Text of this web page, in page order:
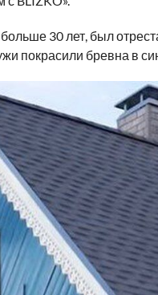
30 лет, был
покрасили бревна в